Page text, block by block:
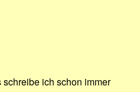
ich schon immer